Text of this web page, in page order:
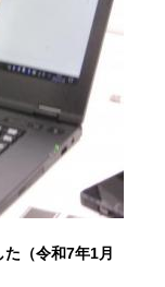
（令和7年1月